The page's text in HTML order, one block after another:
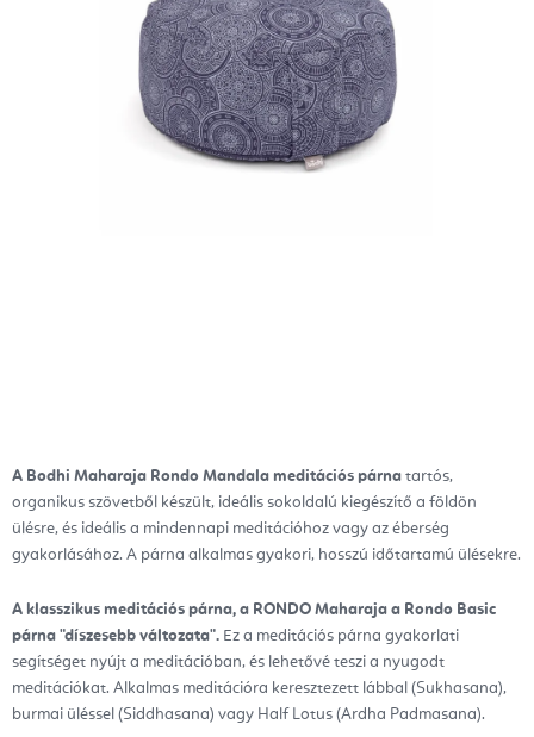
A Bodhi Maharaja Rondo Mandala meditációs párna tartós,
organikus szövetből készült, ideális sokoldalú kiegészítő a földön
ülésre, és ideális a mindennapi meditációhoz vagy az éberség
gyakorlásához. A párna alkalmas gyakori, hosszú időtartamú ülésekre.
A klasszikus meditációs párna, a RONDO Maharaja a Rondo Basic
párna "díszesebb változata". Ez a meditációs párna gyakorlati
segítséget nyújt a meditációban, és lehetővé teszi a nyugodt
meditációkat. Alkalmas meditációra keresztezett lábbal (Sukhasana),
burmai üléssel (Siddhasana) vagy Half Lotus (Ardha Padmasana).